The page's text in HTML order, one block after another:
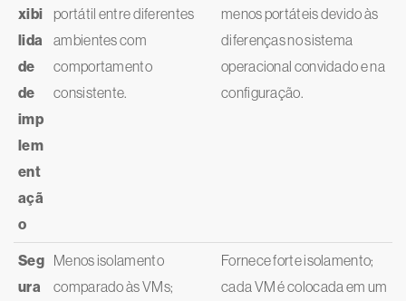
xibi
lida
de
de
imp
lem
ent
açã
o
portátil entre diferentes
ambientes com
comportamento
consistente.
menos portáteis devido às
diferenças no sistema
operacional convidado e na
configuração.
Seg
ura
Menos isolamento
comparado às VMs;
Fornece forte isolamento;
cada VM é colocada em um